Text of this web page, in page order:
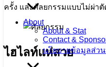
About
About & Stat
Contact &
นโยบายข้อมูลส่ว
ครั้ง และศัลยกรรมแบบไม่ผ่าตั
ไฮไลท์แห่สวย